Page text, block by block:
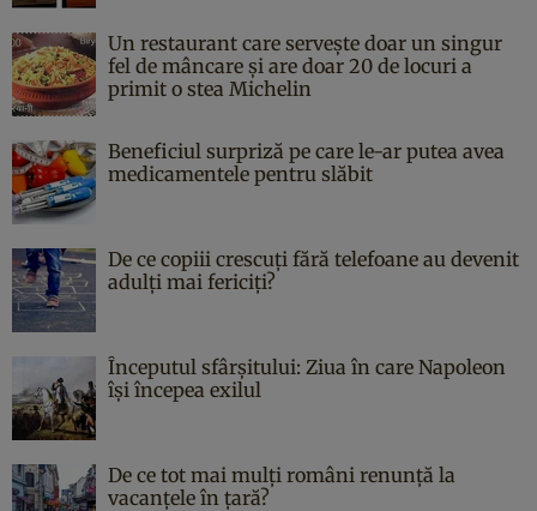
Un restaurant care servește doar un singur
fel de mâncare și are doar 20 de locuri a
primit o stea Michelin
Beneficiul surpriză pe care le-ar putea avea
medicamentele pentru slăbit
De ce copiii crescuți fără telefoane au devenit
adulți mai fericiți?
Începutul sfârşitului: Ziua în care Napoleon
îşi începea exilul
De ce tot mai mulți români renunță la
vacanțele în țară?